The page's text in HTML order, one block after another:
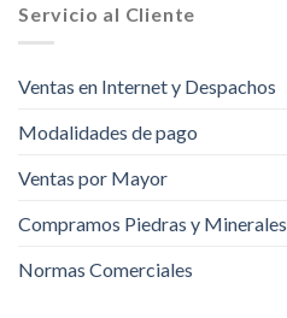
Servicio al Cliente
Ventas en Internet y Despachos
Modalidades de pago
Ventas por Mayor
Compramos Piedras y Minerales
Normas Comerciales